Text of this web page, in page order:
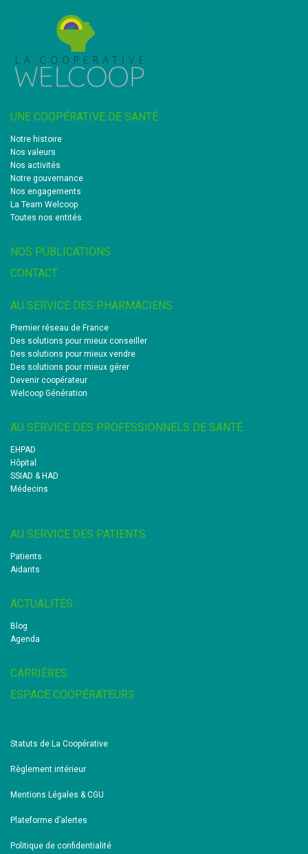
UNE COOPÉRATIVE DE SANTÉ
Notre histoire
Nos valeurs
Nos activités
Notre gouvernance
Nos engagements
La Team Welcoop
Toutes nos entités
NOS PUBLICATIONS
CONTACT
AU SERVICE DES PHARMACIENS
Premier réseau de France
Des solutions pour mieux conseiller
Des solutions pour mieux vendre
Des solutions pour mieux gérer
Devenir coopérateur
Welcoop Génération
AU SERVICE DES PROFESSIONNELS DE SANTÉ
EHPAD
Hôpital
SSIAD & HAD
Médecins
AU SERVICE DES PATIENTS
Patients
Aidants
ACTUALITÉS
Blog
Agenda
CARRIÈRES
ESPACE COOPÉRATEURS
Statuts de La Coopérative
Règlement intérieur
Mentions Légales & CGU
Plateforme d’alertes
Politique de confidentialité